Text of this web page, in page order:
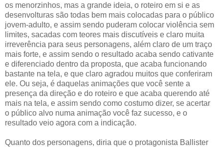
os menorzinhos, mas a grande ideia, o roteiro em si e as
desenvolturas são todas bem mais colocadas para o público
jovem-adulto, e assim sendo puderam colocar violência sem
limites, sacadas com teores mais discutíveis e claro muita
irreverência para seus personagens, além claro de um traço
mais forte, e assim sendo o resultado acaba sendo cativante
e diferenciado dentro da proposta, que acaba funcionando
bastante na tela, e que claro agradou muitos que conferiram
ele. Ou seja, é daquelas animações que você sente a
presença da direção e do roteiro e que acaba querendo até
mais na tela, e assim sendo como costumo dizer, se acertar
o público alvo numa animação você faz sucesso, e o
resultado veio agora com a indicação.
Quanto dos personagens, diria que o protagonista Ballister